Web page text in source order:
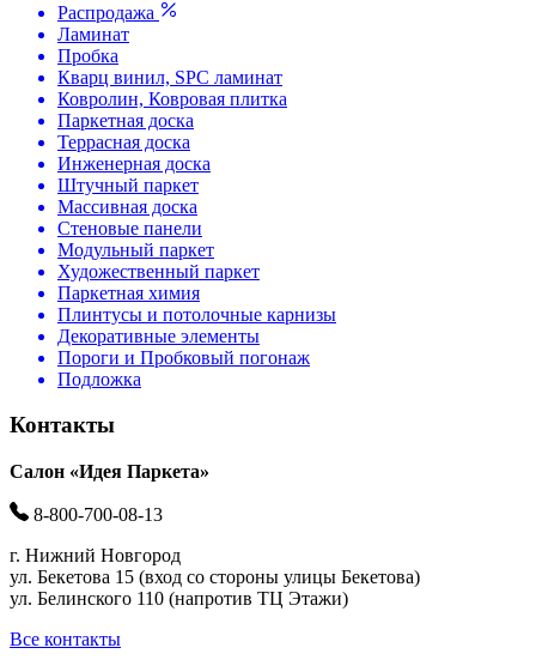
Распродажа
Ламинат
Пробка
Кварц винил, SPC ламинат
Ковролин, Ковровая плитка
Паркетная доска
Террасная доска
Инженерная доска
Штучный паркет
Массивная доска
Стеновые панели
Модульный паркет
Художественный паркет
Паркетная химия
Плинтусы и потолочные карнизы
Декоративные элементы
Пороги и Пробковый погонаж
Подложка
Контакты
Салон «Идея Паркета»
8-800-700-08-13
г. Нижний Новгород
ул. Бекетова 15 (вход со стороны улицы Бекетова)
ул. Белинского 110 (напротив ТЦ Этажи)
Все контакты